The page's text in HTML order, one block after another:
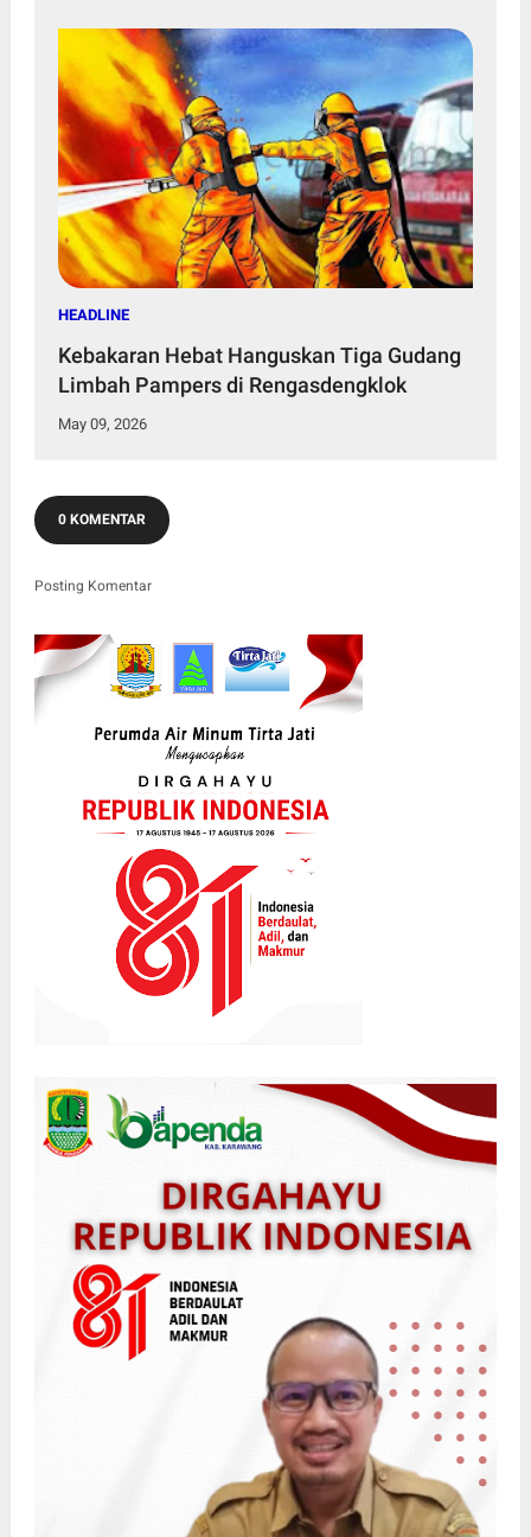
HEADLINE
Kebakaran Hebat Hanguskan Tiga Gudang
Limbah Pampers di Rengasdengklok
May 09, 2026
0 KOMENTAR
Posting Komentar